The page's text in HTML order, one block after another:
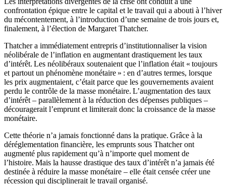
confrontation épique entre le capital et le travail qui a abouti à l’hiver
du mécontentement, à l’introduction d’une semaine de trois jours et,
finalement, à l’élection de Margaret Thatcher.
Thatcher a immédiatement entrepris d’institutionnaliser la vision
néolibérale de l’inflation en augmentant drastiquement les taux
d’intérêt. Les néolibéraux soutenaient que l’inflation était « toujours
et partout un phénomène monétaire » : en d’autres termes, lorsque
les prix augmentaient, c’était parce que les gouvernements avaient
perdu le contrôle de la masse monétaire. L’augmentation des taux
d’intérêt – parallèlement à la réduction des dépenses publiques –
découragerait l’emprunt et limiterait donc la croissance de la masse
monétaire.
Cette théorie n’a jamais fonctionné dans la pratique. Grâce à la
déréglementation financière, les emprunts sous Thatcher ont
augmenté plus rapidement qu’à n’importe quel moment de
l’histoire. Mais la hausse drastique des taux d’intérêt n’a jamais été
destinée à réduire la masse monétaire – elle était censée créer une
récession qui disciplinerait le travail organisé.